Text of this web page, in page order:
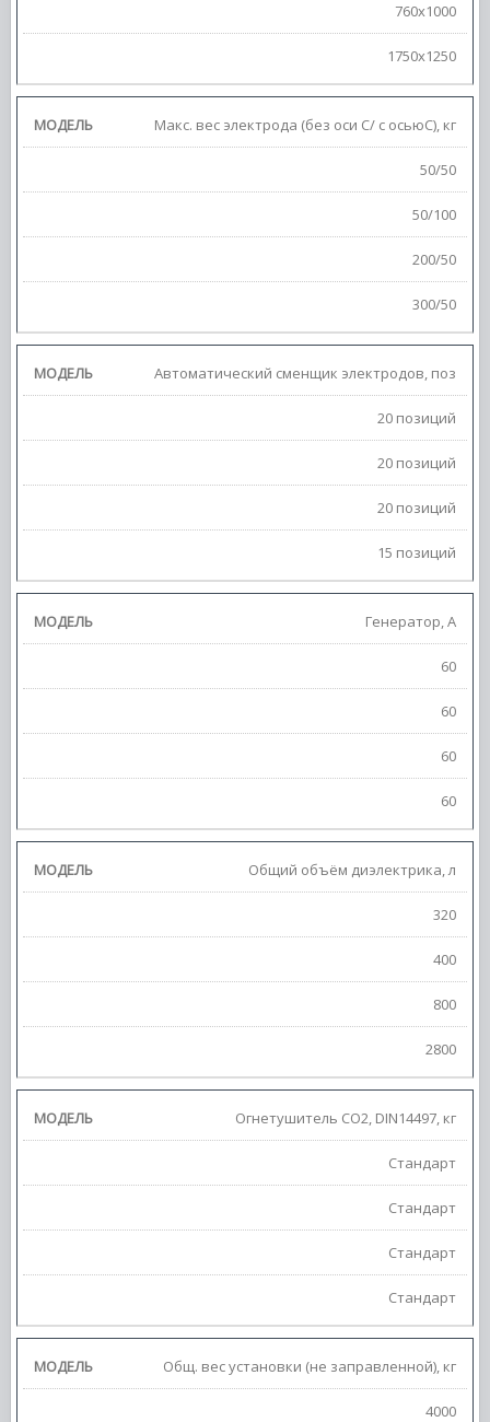
760х1000
1750х1250
Макс. вес электрода (без оси С/ с осьюС), кг
50/50
50/100
200/50
300/50
Автоматический сменщик электродов, поз
20 позиций
20 позиций
20 позиций
15 позиций
Генератор, А
60
60
60
60
Общий объём диэлектрика, л
320
400
800
2800
Огнетушитель СО2, DIN14497, кг
Стандарт
Стандарт
Стандарт
Стандарт
Общ. вес установки (не заправленной), кг
4000